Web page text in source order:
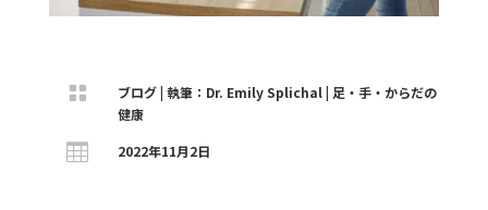
 ブログ| 執筆：Dr. Emily Splichal| 足・手・からだの
健康
 2022年11月2日